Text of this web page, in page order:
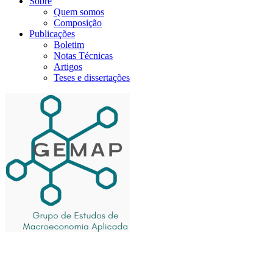
Quem somos
Composição
Publicações
Boletim
Notas Técnicas
Artigos
Teses e dissertações